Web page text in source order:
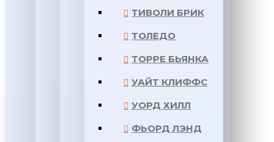
ТИВОЛИ БРИК
ТОЛЕДО
ТОРРЕ БЬЯНКА
УАЙТ КЛИФФС
УОРД ХИЛЛ
ФЬОРД ЛЭНД